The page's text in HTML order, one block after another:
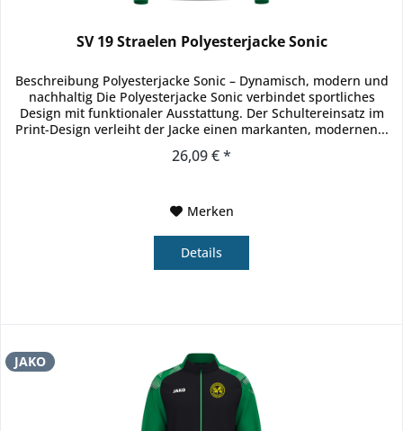
SV 19 Straelen Polyesterjacke Sonic
Beschreibung Polyesterjacke Sonic – Dynamisch, modern und
nachhaltig Die Polyesterjacke Sonic verbindet sportliches
Design mit funktionaler Ausstattung. Der Schultereinsatz im
Print-Design verleiht der Jacke einen markanten, modernen...
26,09 € *
Merken
Details
JAKO